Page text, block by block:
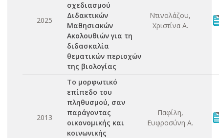
2025
σχεδιασμού
Διδακτικών
Μαθησιακών
Ακολουθιών για τη
διδασκαλία
θεματικών περιοχών
της βιολογίας
Ντινολάζου,
Χριστίνα Α.
2013
Το μορφωτικό
επίπεδο του
πληθυσμού, σαν
παράγοντας
οικονομικής και
κοινωνικής
Παφίλη,
Ευφροσύνη Α.